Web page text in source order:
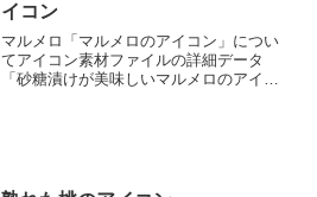
イコン
マルメロ「マルメロのアイコン」につい
てアイコン素材ファイルの詳細データ
「砂糖漬けが美味しいマルメロのアイコ